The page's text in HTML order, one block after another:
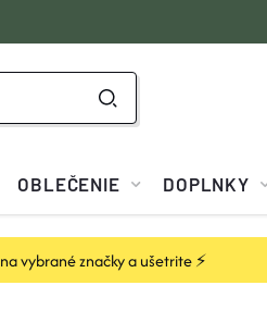
na vybrané značky a ušetrite ⚡
OBLEČENIE DOPLNKY